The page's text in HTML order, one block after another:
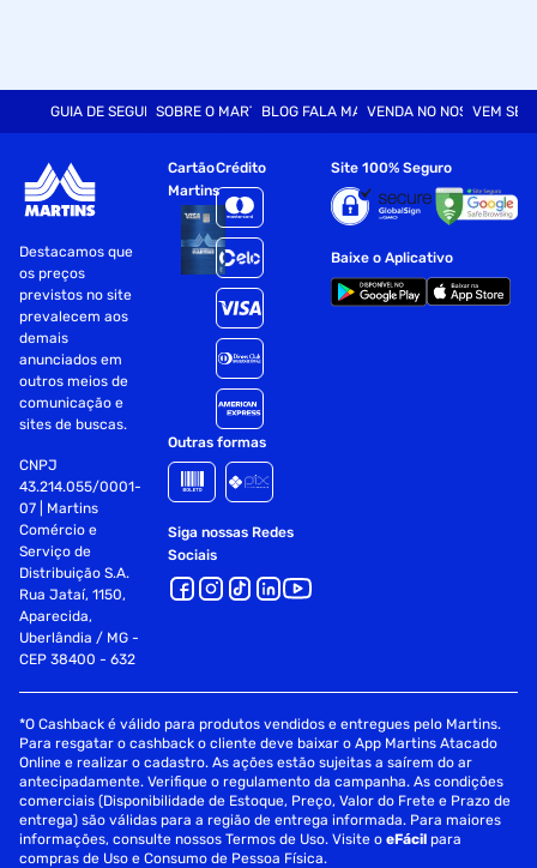
Partículas Esfoliantes Naturais: Promovem a remoção das
células mortas e renovação da pele
Modo de Uso:
Aplique o esfoliante sobre a pele úmida, no rosto e no corpo
Massageie suavemente com movimentos circulares para
esfoliar
Enxágue bem com água
Use de 2 a 3 vezes por semana ou conforme necessário
Precauções:
Evite o contato com os olhos; em caso de contato, enxágue
abundantemente com água
Não aplique sobre a pele irritada ou lesionada
Suspenda o uso em caso de irritação e consulte um
dermatologista
Mantenha fora do alcance de crianças
Armazene em local fresco e ao abrigo da luz
Fornecedor: LABOTRAT DIS PROD HIG PES COS LTDA
GUIA DE SEGURANÇASOBRE O MARTINSBLOG FALA MARTVENDA NO NOSSO SITE
VEM SER
Destacamos que
os preços
previstos no site
prevalecem aos
demais
anunciados em
outros meios de
comunicação e
sites de buscas.
CNPJ
43.214.055/0001-
07 | Martins
Comércio e
Serviço de
Distribuição S.A.
Rua Jataí, 1150,
Aparecida,
Uberlândia / MG -
CEP 38400 - 632
Cartão
Martins
Crédito
Outras formas
Siga nossas Redes
Sociais
Site 100% Seguro
Baixe o Aplicativo
*O Cashback é válido para produtos vendidos e entregues pelo Martins.
Para resgatar o cashback o cliente deve baixar o App Martins Atacado
Online e realizar o cadastro. As ações estão sujeitas a saírem do ar
antecipadamente. Verifique o regulamento da campanha. As condições
comerciais (Disponibilidade de Estoque, Preço, Valor do Frete e Prazo de
entrega) são válidas para a região de entrega informada. Para maiores
informações, consulte nossos Termos de Uso. Visite oeFácil para
compras de Uso e Consumo de Pessoa Física.